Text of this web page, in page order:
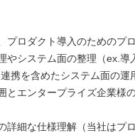
プロダクト導入のためのプ
やシステム面の整理（ex.
携を含めたシステム面の運
とエンタープライズ企業様
詳細な仕様理解（当社はプ